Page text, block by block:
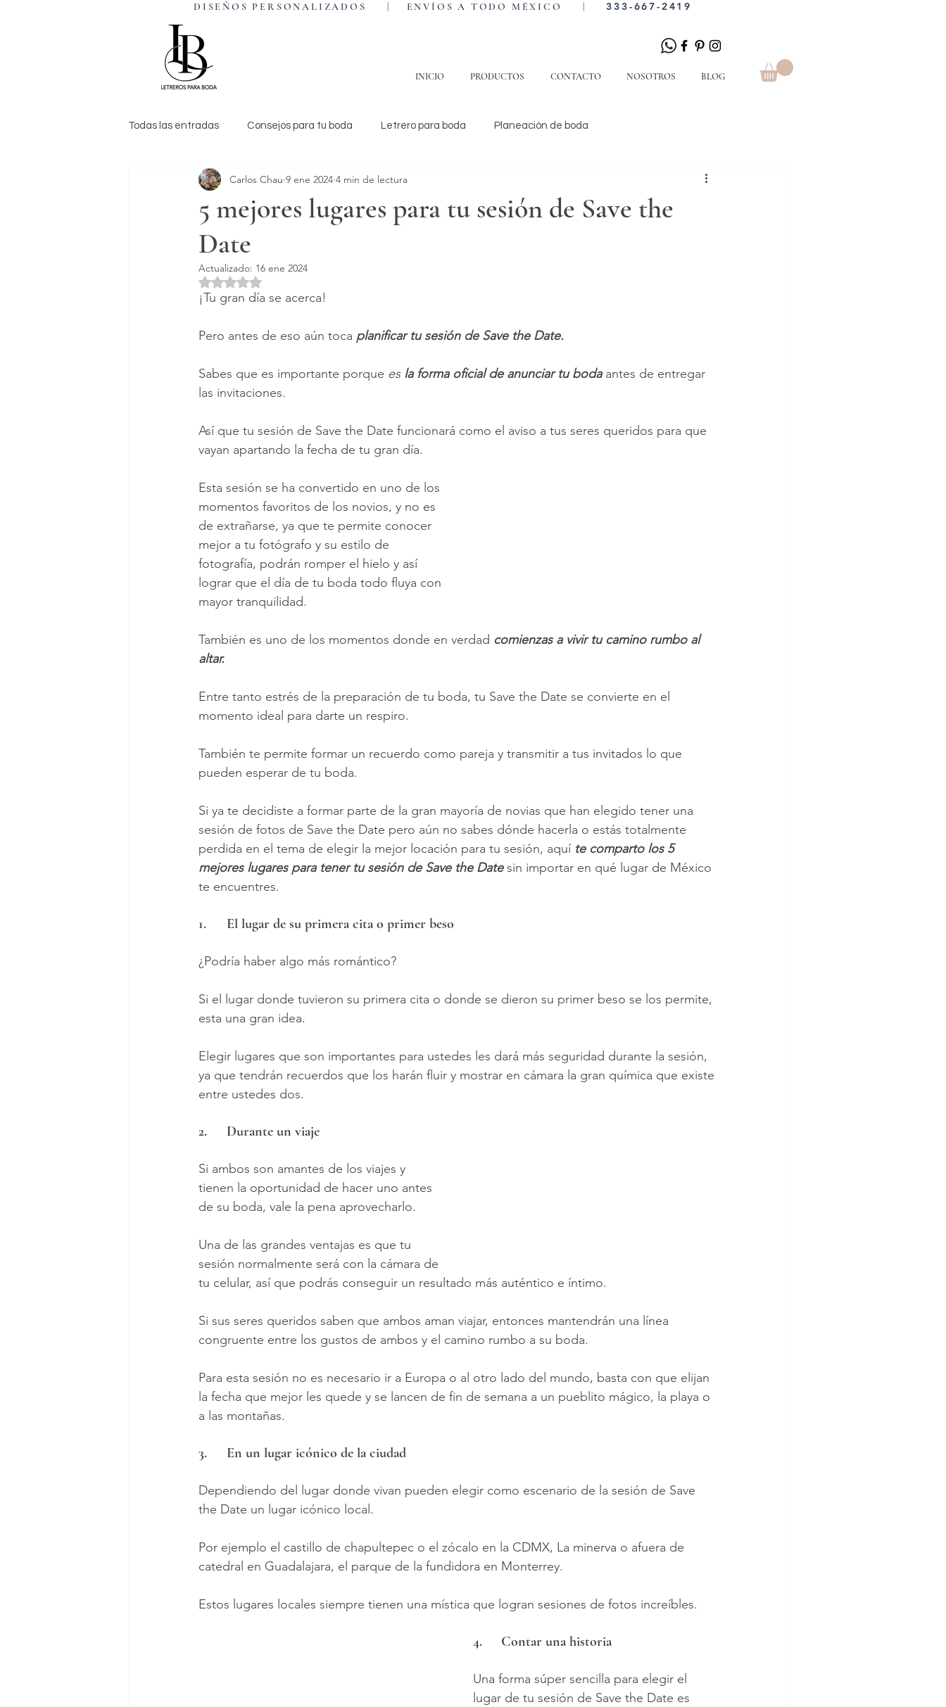
DISEÑOS PERSONALIZADOS | ENVÍOS A TODO MÉXICO |333-667-2419
INICIO PRODUCTOS CONTACTO NOSOTROS BLOG
Todas las entradas Consejos para tu boda Letrero para boda Planeación de boda
5 mejores lugares para tu sesión de Save the
Date
Carlos Chau 9 ene 2024 4 min de lectura
Actualizado: 16 ene 2024
Obtuvo NaN de 5 estrellas.
¡Tu gran día se acerca!
Pero antes de eso aún toca planificar tu sesión de Save the Date.
Sabes que es importante porque es la forma oficial de anunciar tu boda antes de entregar
las invitaciones.
Así que tu sesión de Save the Date funcionará como el aviso a tus seres queridos para que
vayan apartando la fecha de tu gran día.
Esta sesión se ha convertido en uno de los
momentos favoritos de los novios, y no es
de extrañarse, ya que te permite conocer
mejor a tu fotógrafo y su estilo de
fotografía, podrán romper el hielo y así
lograr que el día de tu boda todo fluya con
mayor tranquilidad.
También es uno de los momentos donde en verdad comienzas a vivir tu camino rumbo al
altar.
Entre tanto estrés de la preparación de tu boda, tu Save the Date se convierte en el
momento ideal para darte un respiro.
También te permite formar un recuerdo como pareja y transmitir a tus invitados lo que
pueden esperar de tu boda.
Si ya te decidiste a formar parte de la gran mayoría de novias que han elegido tener una
sesión de fotos de Save the Date pero aún no sabes dónde hacerla o estás totalmente
perdida en el tema de elegir la mejor locación para tu sesión, aquí te comparto los 5
mejores lugares para tener tu sesión de Save the Date sin importar en qué lugar de México
te encuentres.
1.	El lugar de su primera cita o primer beso
¿Podría haber algo más romántico?
Si el lugar donde tuvieron su primera cita o donde se dieron su primer beso se los permite,
esta una gran idea.
Elegir lugares que son importantes para ustedes les dará más seguridad durante la sesión,
ya que tendrán recuerdos que los harán fluir y mostrar en cámara la gran química que existe
entre ustedes dos.
2.	Durante un viaje
Si ambos son amantes de los viajes y
tienen la oportunidad de hacer uno antes
de su boda, vale la pena aprovecharlo.
Una de las grandes ventajas es que tu
sesión normalmente será con la cámara de
tu celular, así que podrás conseguir un resultado más auténtico e íntimo.
Si sus seres queridos saben que ambos aman viajar, entonces mantendrán una línea
congruente entre los gustos de ambos y el camino rumbo a su boda.
Para esta sesión no es necesario ir a Europa o al otro lado del mundo, basta con que elijan
la fecha que mejor les quede y se lancen de fin de semana a un pueblito mágico, la playa o
a las montañas.
3.	En un lugar icónico de la ciudad
Dependiendo del lugar donde vivan pueden elegir como escenario de la sesión de Save
the Date un lugar icónico local.
Por ejemplo el castillo de chapultepec o el zócalo en la CDMX, La minerva o afuera de
catedral en Guadalajara, el parque de la fundidora en Monterrey.
Estos lugares locales siempre tienen una mística que logran sesiones de fotos increíbles.
4.	Contar una historia
Una forma súper sencilla para elegir el
lugar de tu sesión de Save the Date es